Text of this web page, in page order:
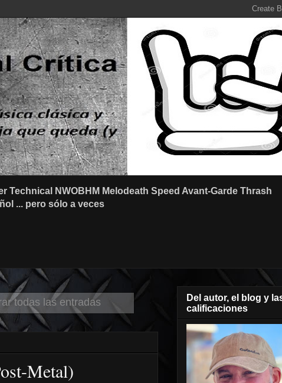
NWOBHM Melodeath Speed Avant-Garde Thrash
... pero sólo a veces
todas las entradas
Metal)
Del autor, el blog y
calificaciones